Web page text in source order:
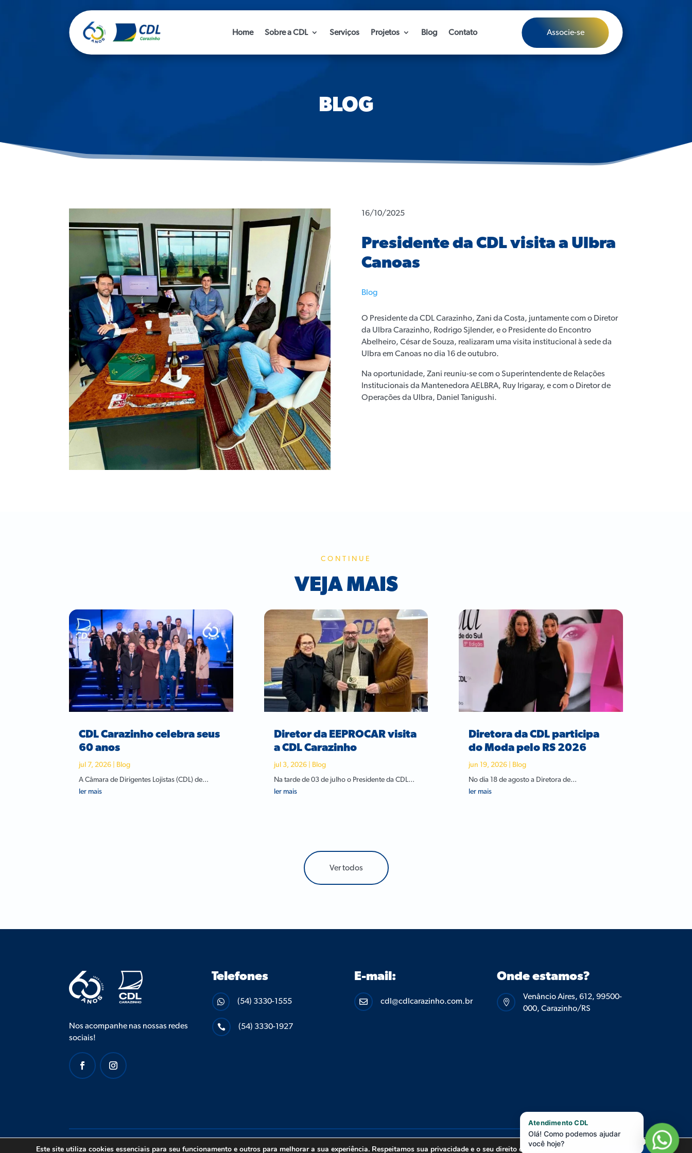
Home Sobre a CDL Serviços Projetos Blog Contato Associe-se
BLOG
16/10/2025
Presidente da CDL visita a Ulbra
Canoas
Blog
O Presidente da CDL Carazinho, Zani da Costa, juntamente com o Diretor
da Ulbra Carazinho, Rodrigo Sjlender, e o Presidente do Encontro
Abelheiro, César de Souza, realizaram uma visita institucional à sede da
Ulbra em Canoas no dia 16 de outubro.
Na oportunidade, Zani reuniu-se com o Superintendente de Relações
Institucionais da Mantenedora AELBRA, Ruy Irigaray, e com o Diretor de
Operações da Ulbra, Daniel Tanigushi.
CONTINUE
VEJA MAIS
CDL Carazinho celebra seus
60 anos
jul 7, 2026 Blog
A Câmara de Dirigentes Lojistas (CDL) de...
ler mais
Diretor da EEPROCAR visita
a CDL Carazinho
jul 3, 2026| Blog
Na tarde de 03 de julho o Presidente da CDL...
ler mais
Diretora da CDL participa
do Moda pelo RS 2026
jun 19, 2026| Blog
No dia 18 de agosto a Diretora de...
ler mais
Ver todos
Nos acompanhe nas nossas redes
sociais!
Telefones
 (54) 3330-1555
 (54) 3330-1927
E-mail:
 cdl@cdlcarazinho.com.br
Onde estamos?

Venâncio Aires, 612, 99500-
000, Carazinho/RS
Este site utiliza cookies essenciais para seu funcionamento e outros para melhorar a sua experiência. Respeitamos sua privacidade e o seu direito de escolha
Atendimento CDL
Olá! Como podemos ajudar
você hoje?